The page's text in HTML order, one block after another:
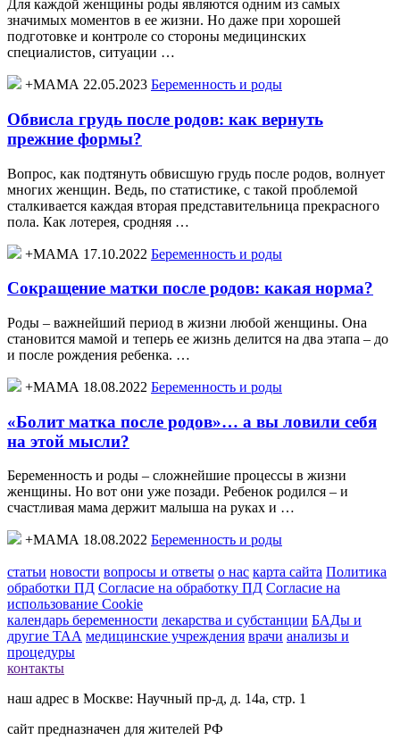
Для каждой женщины роды являются одним из самых
значимых моментов в ее жизни. Но даже при хорошей
подготовке и контроле со стороны медицинских
специалистов, ситуации …
+МАМА 22.05.2023 Беременность и роды
Обвисла грудь после родов: как вернуть
прежние формы?
Вопрос, как подтянуть обвисшую грудь после родов, волнует
многих женщин. Ведь, по статистике, с такой проблемой
сталкивается каждая вторая представительница прекрасного
пола. Как лотерея, сродняя …
+МАМА 17.10.2022 Беременность и роды
Сокращение матки после родов: какая норма?
Роды – важнейший период в жизни любой женщины. Она
становится мамой и теперь ее жизнь делится на два этапа – до
и после рождения ребенка. …
+МАМА 18.08.2022 Беременность и роды
«Болит матка после родов»… а вы ловили себя
на этой мысли?
Беременность и роды – сложнейшие процессы в жизни
женщины. Но вот они уже позади. Ребенок родился – и
счастливая мама держит малыша на руках и …
+МАМА 18.08.2022 Беременность и роды
статьи новости вопросы и ответы о нас карта сайта Политика
обработки ПД Согласие на обработку ПД Согласие на
использование Cookie
календарь беременности лекарства и субстанции БАДы и
другие ТАА медицинские учреждения врачи анализы и
процедуры
контакты
наш адрес в Москве: Научный пр-д, д. 14а, стр. 1
сайт предназначен для жителей РФ